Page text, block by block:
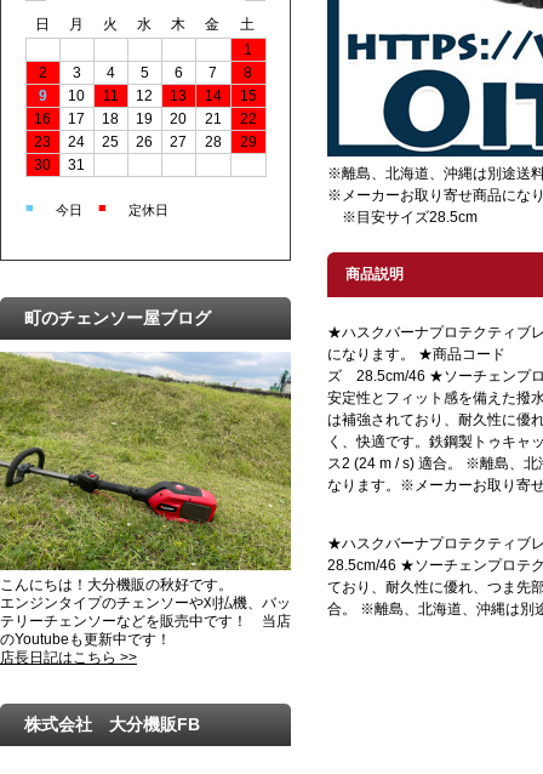
※離島、北海道、沖縄は別途送
※メーカーお取り寄せ商品にな
※目安サイズ28.5cm
商品説明
★ハスクバーナプロテクティブ
になります。 ★商品コー
ズ 28.5cm/46 ★ソーチェン
安定性とフィット感を備えた撥
は補強されており、耐久性に優
く、快適です。鉄鋼製トゥキャ
ス2 (24 m / s) 適合。 ※離島、
なります。※メーカーお取り寄
★ハスクバーナプロテクティ
28.5cm/46 ★ソーチェンプロテ
ており、耐久性に優れ、つま先
合。 ※離島、北海道、沖縄は
日 月 火 水 木 金
土
1
2
3 4 5 6 7
8
9
10 11 12 13 14
15
16
17 18 19 20 21
22
23
24 25 26 27 28
29
30
31
■ 今日 ■ 定休日
町のチェンソー屋ブログ
こんにちは！大分機販の秋好です。
エンジンタイプのチェンソーや刈払機、バッ
テリーチェンソーなどを販売中です！ 当店
のYoutubeも更新中です！
店長日記はこちら >>
株式会社 大分機販FB